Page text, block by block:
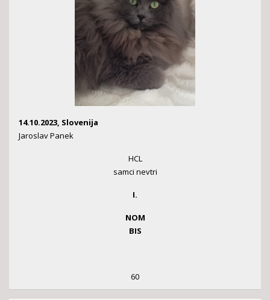
14.10.2023, Slovenija
Jaroslav Panek
HCL
samci nevtri
I.
NOM
BIS
60